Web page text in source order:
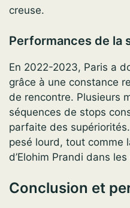
creuse.
Performances de la
En 2022-2023, Paris a
grâce à une constance
de rencontre. Plusieurs
séquences de stops
parfaite des
pesé lourd, tout comme
d’Elohim Prandi dans
Conclusion et